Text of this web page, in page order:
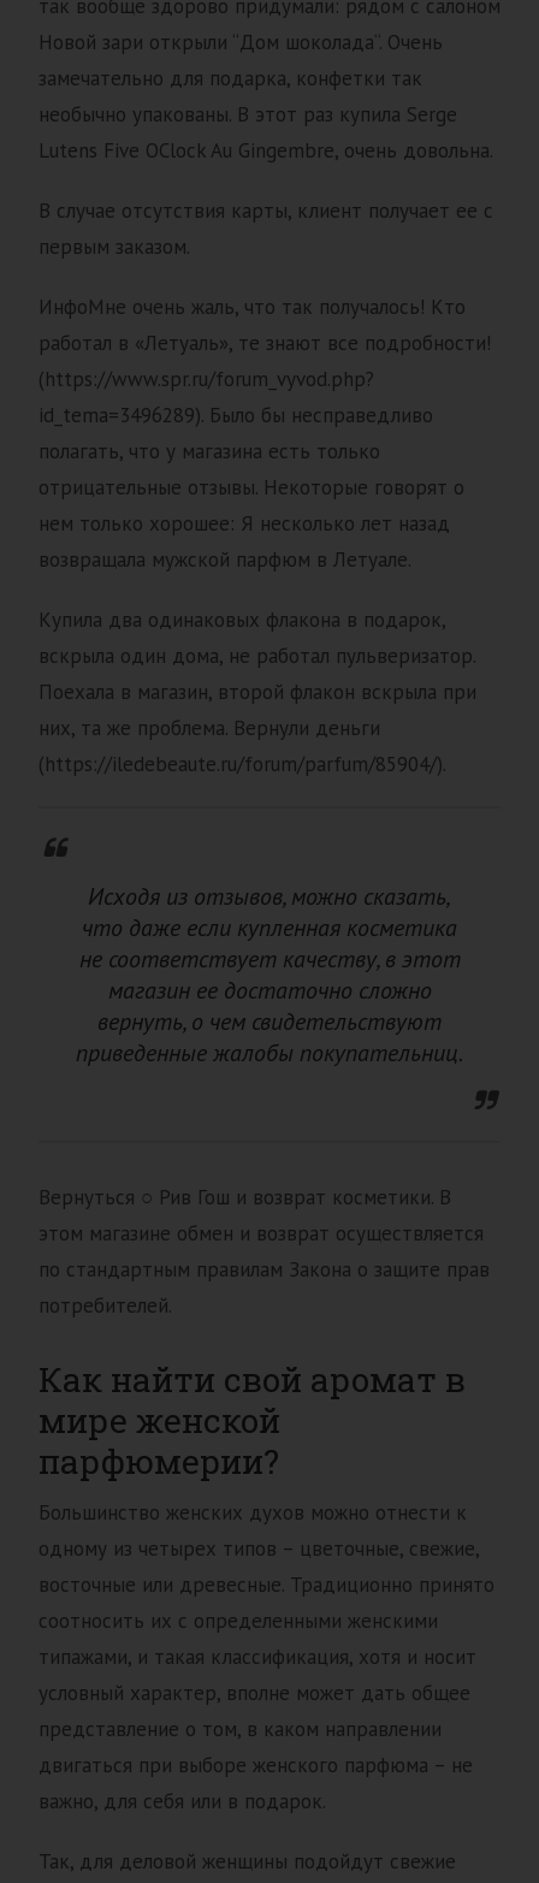
так вообще здорово придумали: рядом с салоном
Новой зари открыли “Дом шоколада“. Очень
замечательно для подарка, конфетки так
необычно упакованы. В этот раз купила Serge
Lutens Five OClock Au Gingembre, очень довольна.
В случае отсутствия карты, клиент получает ее с
первым заказом.
ИнфоМне очень жаль, что так получалось! Кто
работал в «Летуаль», те знают все подробности!
(https://www.spr.ru/forum_vyvod.php?
id_tema=3496289). Было бы несправедливо
полагать, что у магазина есть только
отрицательные отзывы. Некоторые говорят о
нем только хорошее: Я несколько лет назад
возвращала мужской парфюм в Летуале.
Купила два одинаковых флакона в подарок,
вскрыла один дома, не работал пульверизатор.
Поехала в магазин, второй флакон вскрыла при
них, та же проблема. Вернули деньги
(https://iledebeaute.ru/forum/parfum/85904/).
Исходя из отзывов, можно сказать,
что даже если купленная косметика
не соответствует качеству, в этот
магазин ее достаточно сложно
вернуть, о чем свидетельствуют
приведенные жалобы покупательниц.
Вернуться ○ Рив Гош и возврат косметики. В
этом магазине обмен и возврат осуществляется
по стандартным правилам Закона о защите прав
потребителей.
Как найти свой аромат в
мире женской
парфюмерии?
Большинство женских духов можно отнести к
одному из четырех типов – цветочные, свежие,
восточные или древесные. Традиционно принято
соотносить их с определенными женскими
типажами, и такая классификация, хотя и носит
условный характер, вполне может дать общее
представление о том, в каком направлении
двигаться при выборе женского парфюма – не
важно, для себя или в подарок.
Так, для деловой женщины подойдут свежие